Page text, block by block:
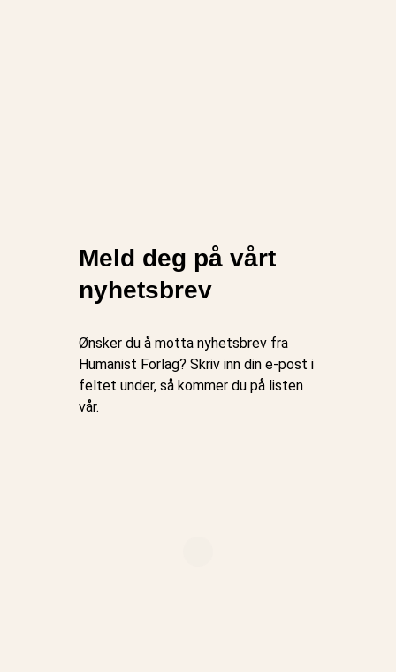
Meld deg på vårt
nyhetsbrev
Ønsker du å motta nyhetsbrev fra
Humanist Forlag? Skriv inn din e-post i
feltet under, så kommer du på listen
vår.